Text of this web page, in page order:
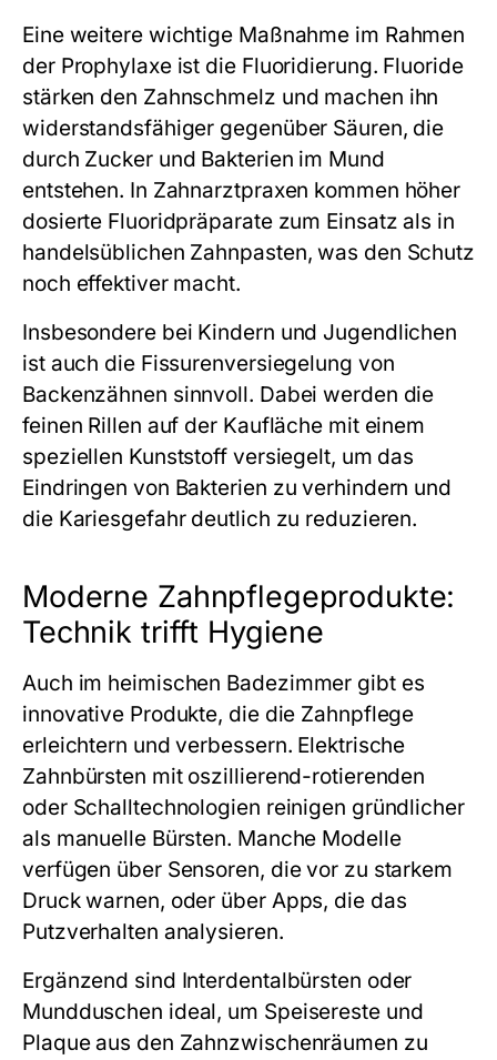
Eine weitere wichtige Maßnahme im Rahmen
der Prophylaxe ist die Fluoridierung. Fluoride
stärken den Zahnschmelz und machen ihn
widerstandsfähiger gegenüber Säuren, die
durch Zucker und Bakterien im Mund
entstehen. In Zahnarztpraxen kommen höher
dosierte Fluoridpräparate zum Einsatz als in
handelsüblichen Zahnpasten, was den Schutz
noch effektiver macht.
Insbesondere bei Kindern und Jugendlichen
ist auch die Fissurenversiegelung von
Backenzähnen sinnvoll. Dabei werden die
feinen Rillen auf der Kaufläche mit einem
speziellen Kunststoff versiegelt, um das
Eindringen von Bakterien zu verhindern und
die Kariesgefahr deutlich zu reduzieren.
Moderne Zahnpflegeprodukte:
Technik trifft Hygiene
Auch im heimischen Badezimmer gibt es
innovative Produkte, die die Zahnpflege
erleichtern und verbessern. Elektrische
Zahnbürsten mit oszillierend-rotierenden
oder Schalltechnologien reinigen gründlicher
als manuelle Bürsten. Manche Modelle
verfügen über Sensoren, die vor zu starkem
Druck warnen, oder über Apps, die das
Putzverhalten analysieren.
Ergänzend sind Interdentalbürsten oder
Mundduschen ideal, um Speisereste und
Plaque aus den Zahnzwischenräumen zu